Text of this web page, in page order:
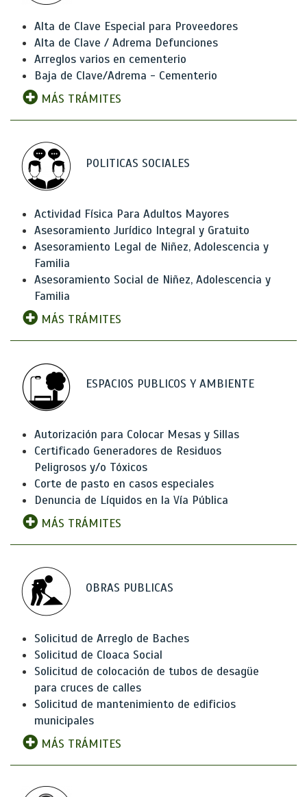
Alta de Clave Especial para Proveedores
Alta de Clave / Adrema Defunciones
Arreglos varios en cementerio
Baja de Clave/Adrema - Cementerio
MÁS TRÁMITES
POLITICAS SOCIALES
Actividad Física Para Adultos Mayores
Asesoramiento Jurídico Integral y Gratuito
Asesoramiento Legal de Niñez, Adolescencia y
Familia
Asesoramiento Social de Niñez, Adolescencia y
Familia
MÁS TRÁMITES
ESPACIOS PUBLICOS Y AMBIENTE
Autorización para Colocar Mesas y Sillas
Certificado Generadores de Residuos
Peligrosos y/o Tóxicos
Corte de pasto en casos especiales
Denuncia de Líquidos en la Vía Pública
MÁS TRÁMITES
OBRAS PUBLICAS
Solicitud de Arreglo de Baches
Solicitud de Cloaca Social
Solicitud de colocación de tubos de desagüe
para cruces de calles
Solicitud de mantenimiento de edificios
municipales
MÁS TRÁMITES